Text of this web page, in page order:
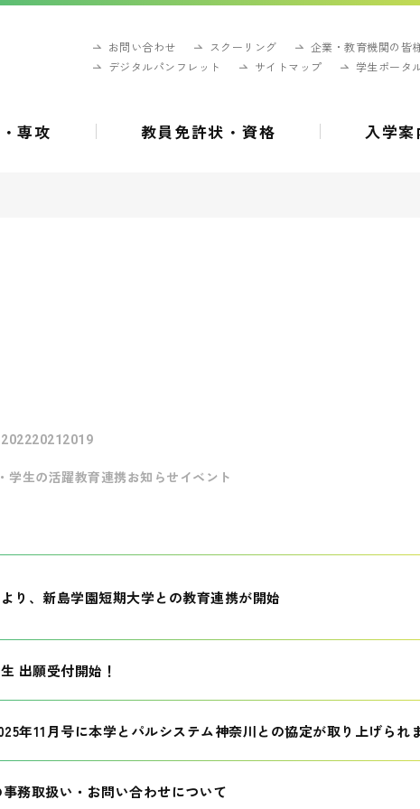
お問い合わせ スクーリング
企業・教育機関の皆
デジタルパンフレット
サイトマップ 学生ポータ
専攻 教員免許状・資格 入学案
20222021 2019
学生の活躍教育連携お知らせ イベント
り、新島学園短期大学との教育連携が開始
出願受付開始！
年11月号に本学とパルシステム神奈川との協定が取り上げられ
務取扱い・お問い合わせについて